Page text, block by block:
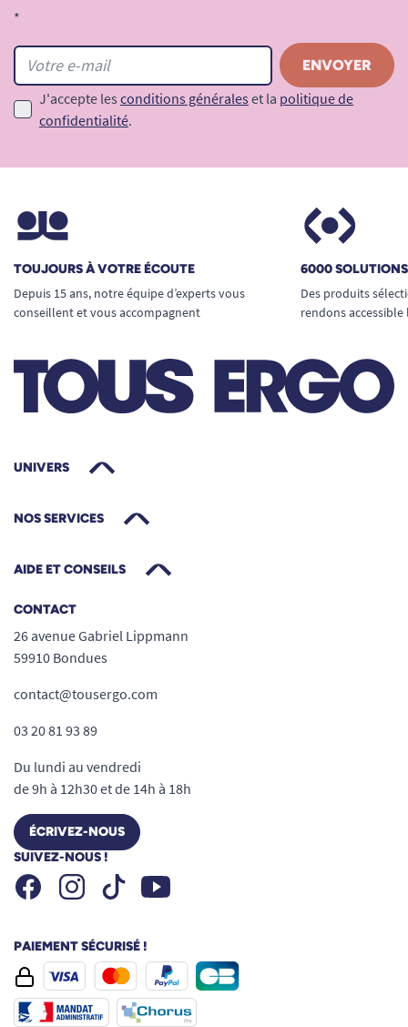
*
J'accepte les conditions générales et la politique de
confidentialité.
TOUJOURS À VOTRE ÉCOUTE
Depuis 15 ans, notre équipe d’experts vous
conseillent et vous accompagnent
6000
Des produits
rendons
UNIVERS
NOS SERVICES
AIDE ET CONSEILS
CONTACT
26 avenue Gabriel Lippmann
59910 Bondues
contact@tousergo.com
03 20 81 93 89
Du lundi au vendredi
de 9h à 12h30 et de 14h à 18h
ÉCRIVEZ-NOUS
SUIVEZ-NOUS !
FacebookInstagramTiktok Youtube
PAIEMENT SÉCURISÉ !